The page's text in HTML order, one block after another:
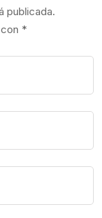
publicada.
*